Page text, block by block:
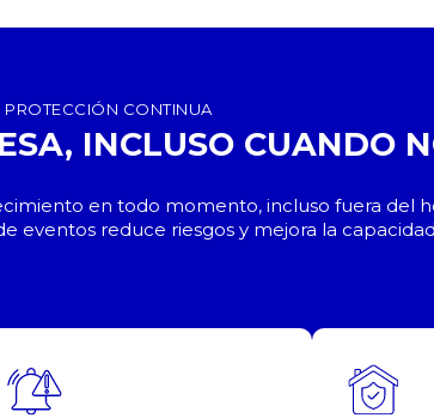
CONTINUA
INCLUSO CUANDO
en todo momento, incluso fuera del
eventos reduce riesgos y mejora la